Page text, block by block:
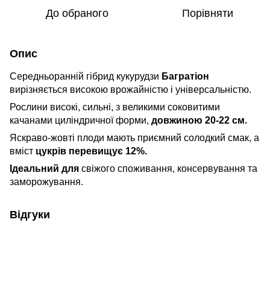
До обраного Порівняти
Опис
Середньоранній гібрид кукурудзи Багратіон
вирізняється високою врожайністю і універсальністю.
Рослини високі, сильні, з великими соковитими
качанами циліндричної форми, довжиною 20-22 см.
Яскраво-жовті плоди мають приємний солодкий смак, а
вміст цукрів перевищує 12%.
Ідеальний для свіжого споживання, консервування та
заморожування.
Відгуки